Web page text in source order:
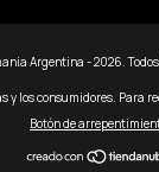
Argentina - 2026. Todos
y los consumidores. Para
Botón de